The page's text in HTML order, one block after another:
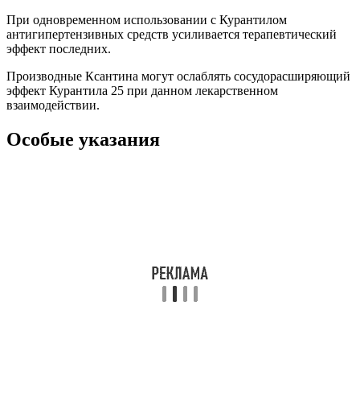
При одновременном использовании с Курантилом
антигипертензивных средств усиливается терапевтический
эффект последних.
Производные Ксантина могут ослаблять сосудорасширяющий
эффект Курантила 25 при данном лекарственном
взаимодействии.
Особые указания